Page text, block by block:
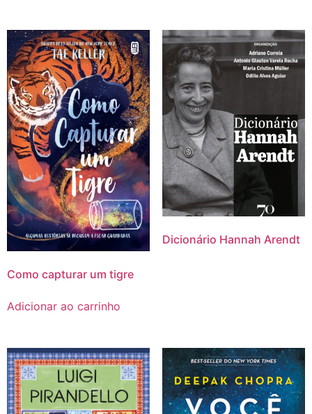
Como capturar um tigre
Adicionar ao carrinho
Dicionário Hannah Arendt